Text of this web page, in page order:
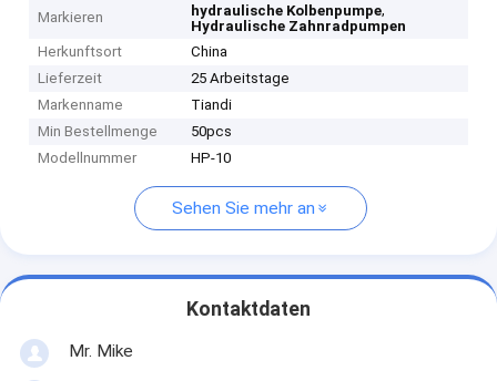
Markieren hydraulische Kolbenpumpe,
Hydraulische Zahnradpumpen
Herkunftsort
China
Lieferzeit
25 Arbeitstage
Markenname
Tiandi
Min Bestellmenge
50pcs
Modellnummer
HP-10
Sehen Sie mehr an
Kontaktdaten
Mr. Mike